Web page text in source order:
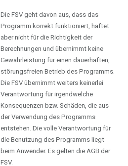
Die FSV geht davon aus, dass das
Programm korrekt funktioniert, haftet
aber nicht für die Richtigkeit der
Berechnungen und übernimmt keine
Gewährleistung für einen dauerhaften,
störungsfreien Betrieb des Programms.
Die FSV übernimmt weiters keinerlei
Verantwortung für irgendwelche
Konsequenzen bzw. Schäden, die aus
der Verwendung des Programms
entstehen. Die volle Verantwortung für
die Benutzung des Programms liegt
beim Anwender. Es gelten die AGB der
FSV.